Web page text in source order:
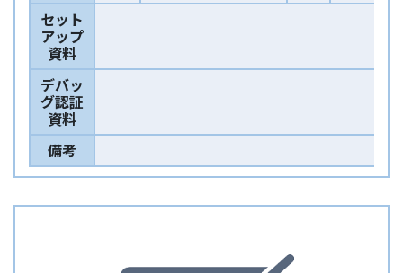
セット
アップ
資料
デバッ
グ認証
資料
備考